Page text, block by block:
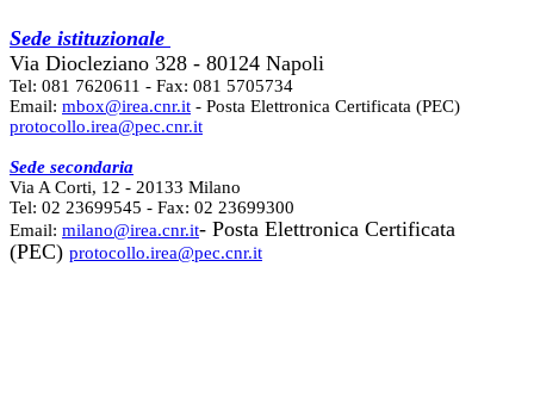
Sede istituzionale
Via Diocleziano 328 - 80124 Napoli
Tel: 081 7620611 - Fax: 081 5705734
Email: mbox@irea.cnr.it - Posta Elettronica Certificata (PEC)
protocollo.irea@pec.cnr.it
Sede secondaria
Via A Corti, 12 - 20133 Milano
Tel: 02 23699545 - Fax: 02 23699300
Email: milano@irea.cnr.it- Posta Elettronica Certificata
(PEC) protocollo.irea@pec.cnr.it